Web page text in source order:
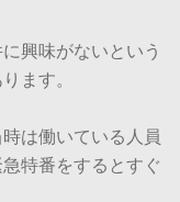
興味がないという
ます。
は働いている人員
特番をするとすぐ